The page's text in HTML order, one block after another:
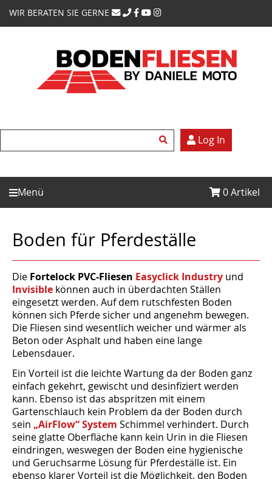
WIR BERATEN SIE GERNE
Log In
Menü 0Artikel
Boden für Pferdeställe
Die Fortelock PVC-Fliesen Easyclick Industry und
Invisible können auch in überdachten Ställen
eingesetzt werden. Auf dem rutschfesten Boden
können sich Pferde sicher und angenehm bewegen.
Die Fliesen sind wesentlich weicher und wärmer als
Beton oder Asphalt und haben eine lange
Lebensdauer.
Ein Vorteil ist die leichte Wartung da der Boden ganz
einfach gekehrt, gewischt und desinfiziert werden
kann. Ebenso ist das abspritzen mit einem
Gartenschlauch kein Problem da der Boden durch
sein „AirFlow“ System Schimmel verhindert. Durch
seine glatte Oberfläche kann kein Urin in die Fliesen
eindringen, weswegen der Boden eine hygienische
und Geruchsarme Lösung für Pferdeställe ist. Ein
ebenso klarer Vorteil ist die Möglichkeit, den Boden